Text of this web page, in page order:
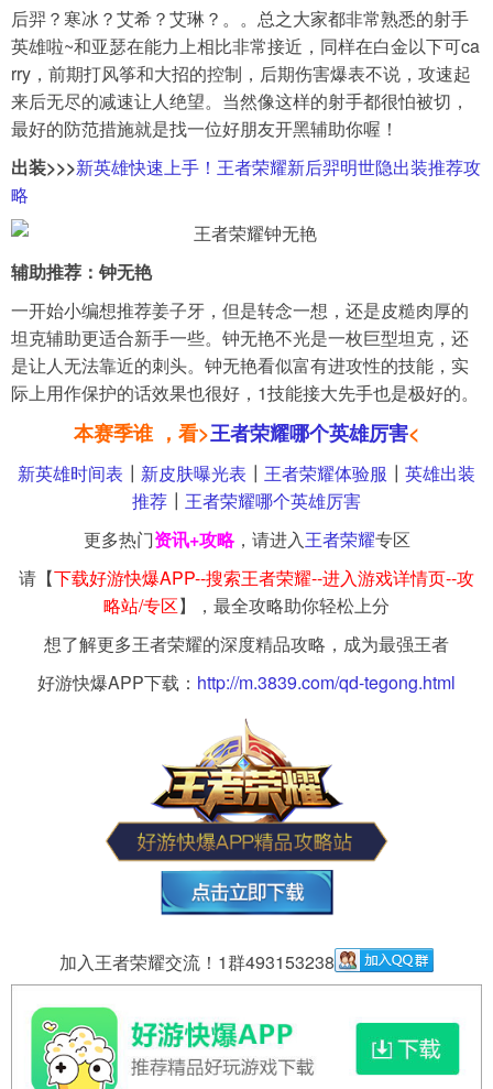
后羿？寒冰？艾希？艾琳？。。总之大家都非常熟悉的射手
英雄啦~和亚瑟在能力上相比非常接近，同样在白金以下可ca
rry，前期打风筝和大招的控制，后期伤害爆表不说，攻速起
来后无尽的减速让人绝望。当然像这样的射手都很怕被切，
最好的防范措施就是找一位好朋友开黑辅助你喔！
出装>>>新英雄快速上手！王者荣耀新后羿明世隐出装推荐攻
略
辅助推荐：钟无艳
一开始小编想推荐姜子牙，但是转念一想，还是皮糙肉厚的
坦克辅助更适合新手一些。钟无艳不光是一枚巨型坦克，还
是让人无法靠近的刺头。钟无艳看似富有进攻性的技能，实
际上用作保护的话效果也很好，1技能接大先手也是极好的。
本赛季谁 ，看>王者荣耀哪个英雄厉害<
新英雄时间表 ┃ 新皮肤曝光表 ┃ 王者荣耀体验服 ┃ 英雄出装
推荐 ┃ 王者荣耀哪个英雄厉害
更多热门资讯+攻略，请进入王者荣耀专区
请【下载好游快爆APP--搜索王者荣耀--进入游戏详情页--攻
略站/专区】，最全攻略助你轻松上分
想了解更多王者荣耀的深度精品攻略，成为最强王者
好游快爆APP下载： http://m.3839.com/qd-tegong.html
加入王者荣耀交流！1群493153238